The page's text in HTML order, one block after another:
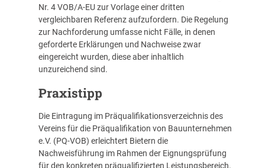
Nr. 4 VOB/A-EU zur Vorlage einer dritten
vergleichbaren Referenz aufzufordern. Die Regelung
zur Nachforderung umfasse nicht Fälle, in denen
geforderte Erklärungen und Nachweise zwar
eingereicht wurden, diese aber inhaltlich
unzureichend sind.
Praxistipp
Die Eintragung im Präqualifikationsverzeichnis des
Vereins für die Präqualifikation von Bauunternehmen
e.V. (PQ-VOB) erleichtert Bietern die
Nachweisführung im Rahmen der Eignungsprüfung
für den konkreten präqualifizierten Leistungsbereich.